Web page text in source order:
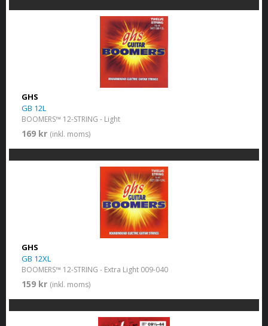
GHS
GB 12L
BOOMERS™ 12-STRING - Light
169 kr (inkl. moms)
GHS
GB 12XL
BOOMERS™ 12-STRING - Extra Light 009-040
159 kr (inkl. moms)